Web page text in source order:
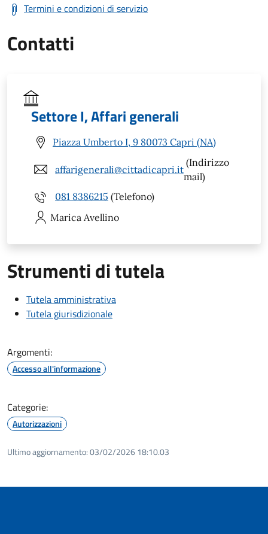
Termini e condizioni di servizio
Contatti
Settore I, Affari generali
Piazza Umberto I, 9 80073 Capri (NA)
affarigenerali@cittadicapri.it
(Indirizzo
mail)
081 8386215 (Telefono)
Marica Avellino
Strumenti di tutela
Tutela amministrativa
Tutela giurisdizionale
Argomenti:
Accesso all'informazione
Categorie:
Autorizzazioni
Ultimo aggiornamento:03/02/2026 18:10.03